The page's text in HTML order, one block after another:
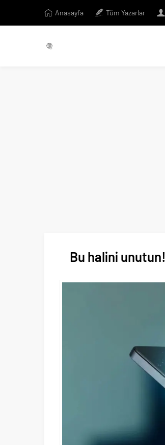
Anasayfa Tüm Yazarlar
Bu halini